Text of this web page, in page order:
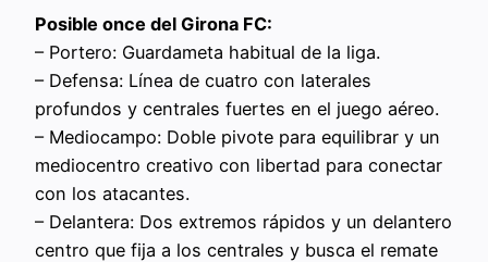
Posible once del Girona FC:
– Portero: Guardameta habitual de la liga.
– Defensa: Línea de cuatro con laterales
profundos y centrales fuertes en el juego aéreo.
– Mediocampo: Doble pivote para equilibrar y un
mediocentro creativo con libertad para conectar
con los atacantes.
– Delantera: Dos extremos rápidos y un delantero
centro que fija a los centrales y busca el remate